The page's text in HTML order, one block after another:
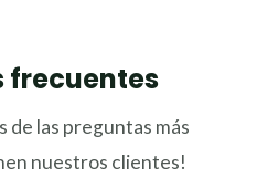
frecuentes
de las preguntas más
nuestros clientes!